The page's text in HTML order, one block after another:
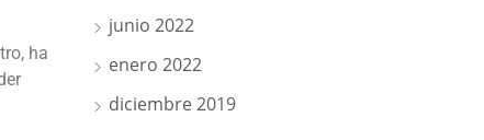
ha
junio 2022
enero 2022
diciembre 2019